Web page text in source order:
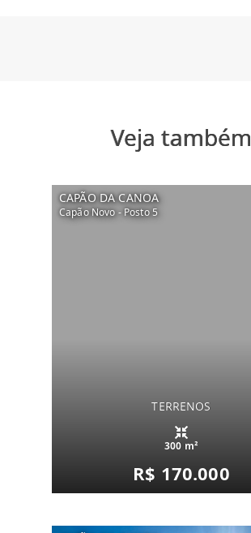
Veja também
CAPÃO DA CANOA
Capão Novo - Posto 5
TERRENOS
300 m²
R$ 170.000